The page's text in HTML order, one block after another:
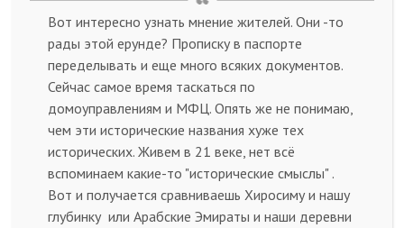
Вот интересно узнать мнение жителей. Они -то
рады этой ерунде? Прописку в паспорте
переделывать и еще много всяких документов.
Сейчас самое время таскаться по
домоуправлениям и МФЦ. Опять же не понимаю,
чем эти исторические названия хуже тех
исторических. Живем в 21 веке, нет всё
вспоминаем какие-то "исторические смыслы" .
Вот и получается сравниваешь Хиросиму и нашу
глубинку или Арабские Эмираты и наши деревни